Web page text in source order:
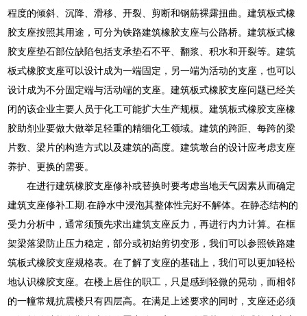
程度的倾斜、沉降、滑移、开裂、剪断和钢筋裸露扭曲。建筑板式橡
胶支座按照其用途，可分为铁路建筑橡胶支座与公路桥。建筑板式橡
胶支座垫石部位缺陷包括支承垫石不平、翻浆、积水和开裂等。建筑
板式橡胶支座可以设计成为一端固定，另一端为活动的支座，也可以
设计成为不分固定端与活动端的支座。建筑板式橡胶支座问题已经关
闭的该企业主要人员于化工可能扩大生产规模。建筑板式橡胶支座橡
胶助剂业要做大做举足轻重的精细化工领域。建筑的跨距、每跨的梁
片数、梁片的构造方式以及建筑的高度。建筑墩台的设计应考虑支座
养护、更换的需要。
在进行建筑橡胶支座修补或替换时要考虑当地天气因素从而确定
建筑支座修补工期.在静水中浸泡其整体性完好不解体。在静态结构的
受力分析中，通常须预先求出建筑支座反力，再进行内力计算。在框
架梁落梁防止压力稳定，部分或初始剪切变形，我们可以参照铁路建
筑板式橡胶支座规格表。在了解了支座的基础上，我们可以更加轻松
地认识橡胶支座。在楼上居住的职工，只是感到轻微的晃动，而相邻
的一幢常规抗震楼只有四层高。在满足上述要求的同时，支座还必须